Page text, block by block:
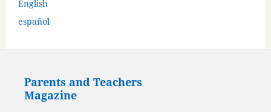
English
español
Parents and Teachers
Magazine